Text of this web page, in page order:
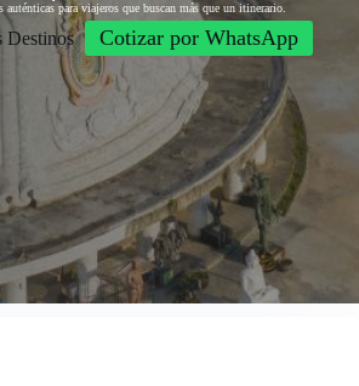
auténticas para viajeros que buscan más que un itinerario.
Destinos Cotizar por WhatsApp